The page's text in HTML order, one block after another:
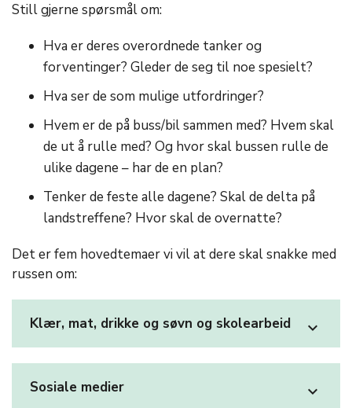
Still gjerne spørsmål om:
Hva er deres overordnede tanker og
forventinger? Gleder de seg til noe spesielt?
Hva ser de som mulige utfordringer?
Hvem er de på buss/bil sammen med? Hvem skal
de ut å rulle med? Og hvor skal bussen rulle de
ulike dagene – har de en plan?
Tenker de feste alle dagene? Skal de delta på
landstreffene? Hvor skal de overnatte?
Det er fem hovedtemaer vi vil at dere skal snakke med
russen om:
Klær, mat, drikke og søvn og skolearbeid expand_more
Sosiale medier expand_more